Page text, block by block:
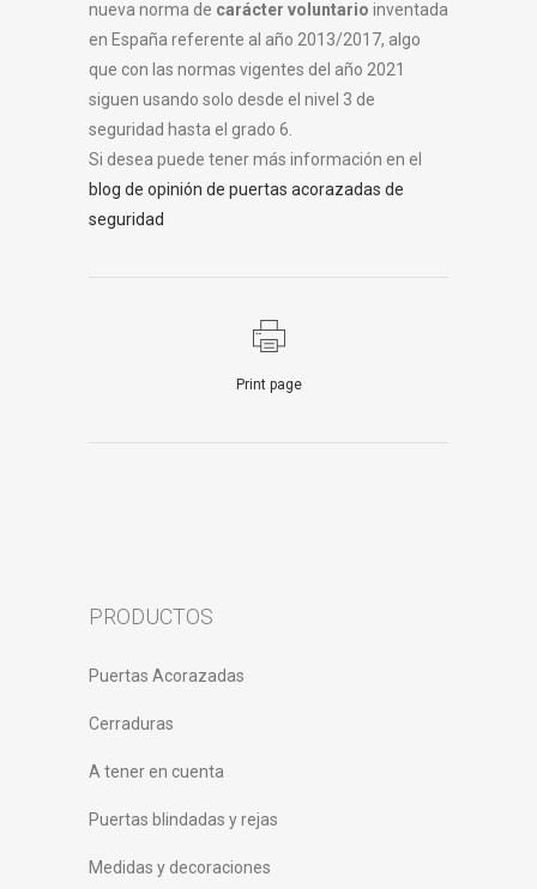
nueva norma de carácter voluntario inventada
en España referente al año 2013/2017, algo
que con las normas vigentes del año 2021
siguen usando solo desde el nivel 3 de
seguridad hasta el grado 6.
Si desea puede tener más información en el
blog de opinión de puertas acorazadas de
seguridad
Print page
PRODUCTOS
Puertas Acorazadas
Cerraduras
A tener en cuenta
Puertas blindadas y rejas
Medidas y decoraciones